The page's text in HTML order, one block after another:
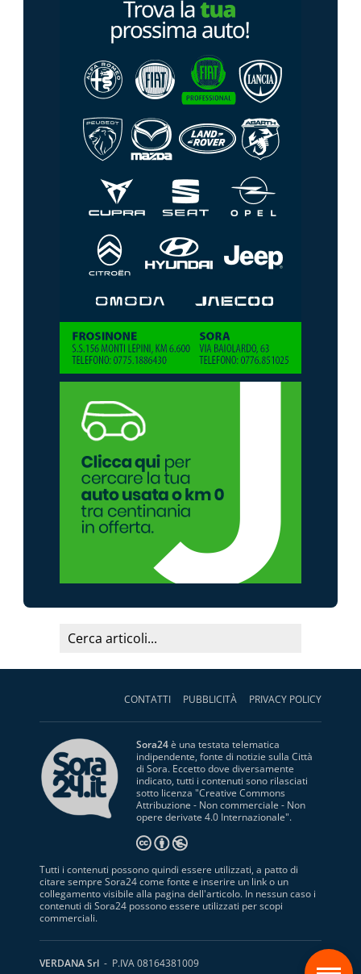
CONTATTI PUBBLICITÀ PRIVACY POLICY
Sora24è una testata telematica
indipendente, fonte di notizie sulla Città
di Sora. Eccetto dove diversamente
indicato, tutti i contenuti sono rilasciati
sotto licenza "Creative Commons
Attribuzione - Non commerciale - Non
opere derivate 4.0 Internazionale".
Tutti i contenuti possono quindi essere utilizzati, a patto di
citare sempre Sora24 come fonte e inserire un link o un
collegamento visibile alla pagina dell'articolo. In nessun caso i
contenuti di Sora24 possono essere utilizzati per scopi
commerciali.
VERDANA Srl - P.IVA 08164381009